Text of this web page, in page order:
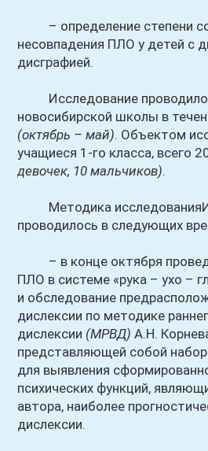
– определение степени
несовпадения ПЛО у детей с
дисграфией.
Исследование
новосибирской школы в
(октябрь – май). Объектом
учащиеся 1-го класса, всего
девочек, 10 мальчиков).
Методика
проводилось в следующих
– в конце октября
ПЛО в системе «рука – ухо –
и обследование
дислексии по методике
дислексии (МРВД) А.Н.
представляющей собой
для выявления
психических функций,
автора, наиболее
дислексии.